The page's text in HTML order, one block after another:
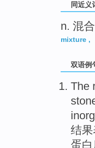
同近义
n. 混
mixture ,
双语例
The
结果
蛋